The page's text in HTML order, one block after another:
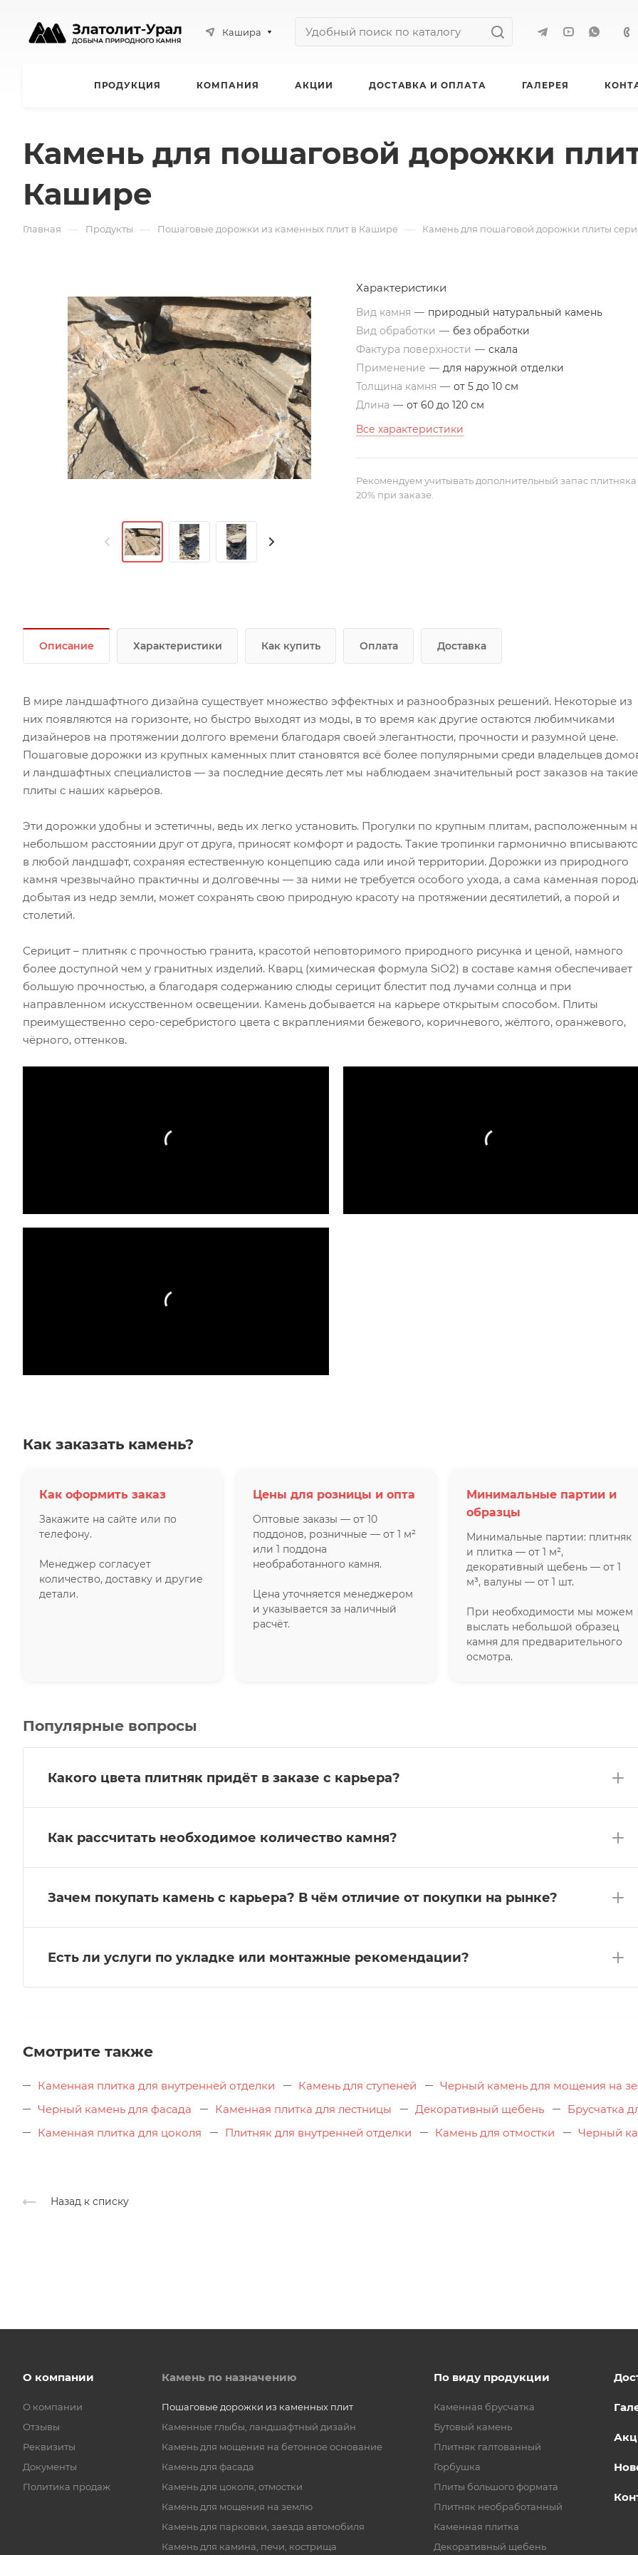
Кашира
ПРОДУКЦИЯ КОМПАНИЯ АКЦИИ ДОСТАВКА И ОПЛАТА ГАЛЕРЕЯ
Камень для пошаговой дорожки
Кашире
Главная — Продукты — Пошаговые дорожки из каменных плит в Кашире — Камень для пошаговой дорожки плиты
Характеристики
Вид камня — природный натуральный камень
Вид обработки — без обработки
Фактура поверхности — скала
Применение — для наружной отделки
Толщина камня — от 5 до 10 см
Длина — от 60 до 120 см
Все характеристики
Рекомендуем учитывать дополнительный запас плитняка
20% при заказе.
Описание Характеристики Как купить Оплата Доставка
В мире ландшафтного дизайна существует множество эффектных и разнообразных решений. Некоторые из
них появляются на горизонте, но быстро выходят из моды, в то время как другие остаются любимчиками
дизайнеров на протяжении долгого времени благодаря своей элегантности, прочности и разумной цене.
Пошаговые дорожки из крупных каменных плит становятся всё более популярными среди владельцев
и ландшафтных специалистов — за последние десять лет мы наблюдаем значительный рост заказов на такие
плиты с наших карьеров.
Эти дорожки удобны и эстетичны, ведь их легко установить. Прогулки по крупным плитам, расположенным
небольшом расстоянии друг от друга, приносят комфорт и радость. Такие тропинки гармонично
в любой ландшафт, сохраняя естественную концепцию сада или иной территории. Дорожки из природного
камня чрезвычайно практичны и долговечны — за ними не требуется особого ухода, а сама каменная
добытая из недр земли, может сохранять свою природную красоту на протяжении десятилетий, а порой и
столетий.
Серицит – плитняк с прочностью гранита, красотой неповторимого природного рисунка и ценой, намного
более доступной чем у гранитных изделий. Кварц (химическая формула SiO2) в составе камня обеспечивает
большую прочностью, а благодаря содержанию слюды серицит блестит под лучами солнца и при
направленном искусственном освещении. Камень добывается на карьере открытым способом. Плиты
преимущественно серо-серебристого цвета с вкраплениями бежевого, коричневого, жёлтого, оранжевого,
чёрного, оттенков.
Как заказать камень?
Как оформить заказ
Закажите на сайте или по
телефону.
Менеджер согласует
количество, доставку и другие
детали.
Цены для розницы и опта
Оптовые заказы — от 10
поддонов, розничные — от 1 м²
или 1 поддона
необработанного камня.
Цена уточняется менеджером
и указывается за наличный
расчёт.
Минимальные партии и
образцы
Минимальные партии: плитняк
и плитка — от 1 м²,
декоративный щебень — от 1
м³, валуны — от 1 шт.
При необходимости мы можем
выслать небольшой образец
камня для предварительного
осмотра.
Популярные вопросы
Какого цвета плитняк придёт в заказе с карьера?
Как рассчитать необходимое количество камня?
Зачем покупать камень с карьера? В чём отличие от покупки на рынке?
Есть ли услуги по укладке или монтажные рекомендации?
Смотрите также
Каменная плитка для внутренней отделки Камень для ступеней Черный камень для мощения на
Черный камень для фасада
Каменная плитка для лестницы Декоративный щебень Брусчатка
Каменная плитка для цоколя
Плитняк для внутренней отделки Камень для отмостки Черный
Назад к списку
О компании
О компании
Отзывы
Реквизиты
Документы
Политика продаж
Камень по назначению
Пошаговые дорожки из каменных плит
Каменные глыбы, ландшафтный дизайн
Камень для мощения на бетонное основание
Камень для фасада
Камень для цоколя, отмостки
Камень для мощения на землю
Камень для парковки, заезда автомобиля
Камень для камина, печи, кострища
По виду продукции
Каменная брусчатка
Бутовый камень
Плитняк галтованный
Горбушка
Плиты большого формата
Плитняк необработанный
Каменная плитка
Декоративный щебень